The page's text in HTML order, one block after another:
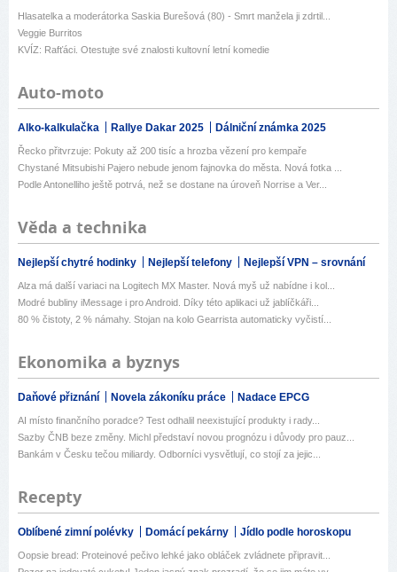
Hlasatelka a moderátorka Saskia Burešová (80) - Smrt manžela ji zdrtil...
Veggie Burritos
KVÍZ: Rafťáci. Otestujte své znalosti kultovní letní komedie
Auto-moto
Alko-kalkulačka Rallye Dakar 2025 Dálniční známka 2025
Řecko přitvrzuje: Pokuty až 200 tisíc a hrozba vězení pro kempaře
Chystané Mitsubishi Pajero nebude jenom fajnovka do města. Nová fotka ...
Podle Antonelliho ještě potrvá, než se dostane na úroveň Norrise a Ver...
Věda a technika
Nejlepší chytré hodinky Nejlepší telefony Nejlepší VPN – srovnání
Alza má další variaci na Logitech MX Master. Nová myš už nabídne i kol...
Modré bubliny iMessage i pro Android. Díky této aplikaci už jablíčkáři...
80 % čistoty, 2 % námahy. Stojan na kolo Gearrista automaticky vyčistí...
Ekonomika a byznys
Daňové přiznání Novela zákoníku práce Nadace EPCG
AI místo finančního poradce? Test odhalil neexistující produkty i rady...
Sazby ČNB beze změny. Michl představí novou prognózu i důvody pro pauz...
Bankám v Česku tečou miliardy. Odborníci vysvětlují, co stojí za jejic...
Recepty
Oblíbené zimní polévky Domácí pekárny Jídlo podle horoskopu
Oopsie bread: Proteinové pečivo lehké jako obláček zvládnete připravit...